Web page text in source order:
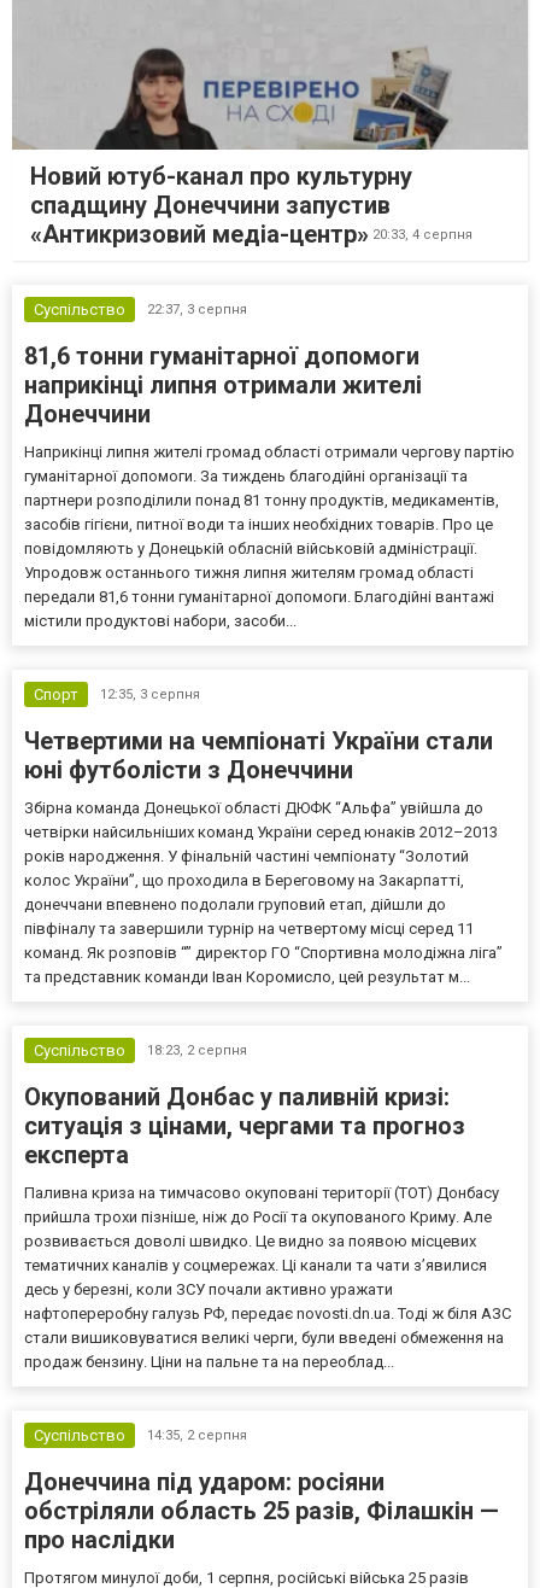
Новий ютуб-канал про культурну
спадщину Донеччини запустив
«Антикризовий медіа-центр» 20:33, 4 серпня
Суспільство 22:37, 3 серпня
81,6 тонни гуманітарної допомоги
наприкінці липня отримали жителі
Донеччини
Наприкінці липня жителі громад області отримали чергову партію
гуманітарної допомоги. За тиждень благодійні організації та
партнери розподілили понад 81 тонну продуктів, медикаментів,
засобів гігієни, питної води та інших необхідних товарів. Про це
повідомляють у Донецькій обласній військовій адміністрації.
Упродовж останнього тижня липня жителям громад області
передали 81,6 тонни гуманітарної допомоги. Благодійні вантажі
містили продуктові набори, засоби...
Спорт 12:35, 3 серпня
Четвертими на чемпіонаті України стали
юні футболісти з Донеччини
Збірна команда Донецької області ДЮФК “Альфа” увійшла до
четвірки найсильніших команд України серед юнаків 2012–2013
років народження. У фінальній частині чемпіонату “Золотий
колос України”, що проходила в Береговому на Закарпатті,
донеччани впевнено подолали груповий етап, дійшли до
півфіналу та завершили турнір на четвертому місці серед 11
команд. Як розповів “” директор ГО “Спортивна молодіжна ліга”
та представник команди Іван Коромисло, цей результат м...
Суспільство 18:23, 2 серпня
Окупований Донбас у паливній кризі:
ситуація з цінами, чергами та прогноз
експерта
Паливна криза на тимчасово окуповані території (ТОТ) Донбасу
прийшла трохи пізніше, ніж до Росії та окупованого Криму. Але
розвивається доволі швидко. Це видно за появою місцевих
тематичних каналів у соцмережах. Ці канали та чати з’явилися
десь у березні, коли ЗСУ почали активно уражати
нафтопереробну галузь РФ, передає novosti.dn.ua. Тоді ж біля АЗС
стали вишиковуватися великі черги, були введені обмеження на
продаж бензину. Ціни на пальне та на переоблад...
Суспільство 14:35, 2 серпня
Донеччина під ударом: росіяни
обстріляли область 25 разів, Філашкін —
про наслідки
Протягом минулої доби, 1 серпня, російські війська 25 разів